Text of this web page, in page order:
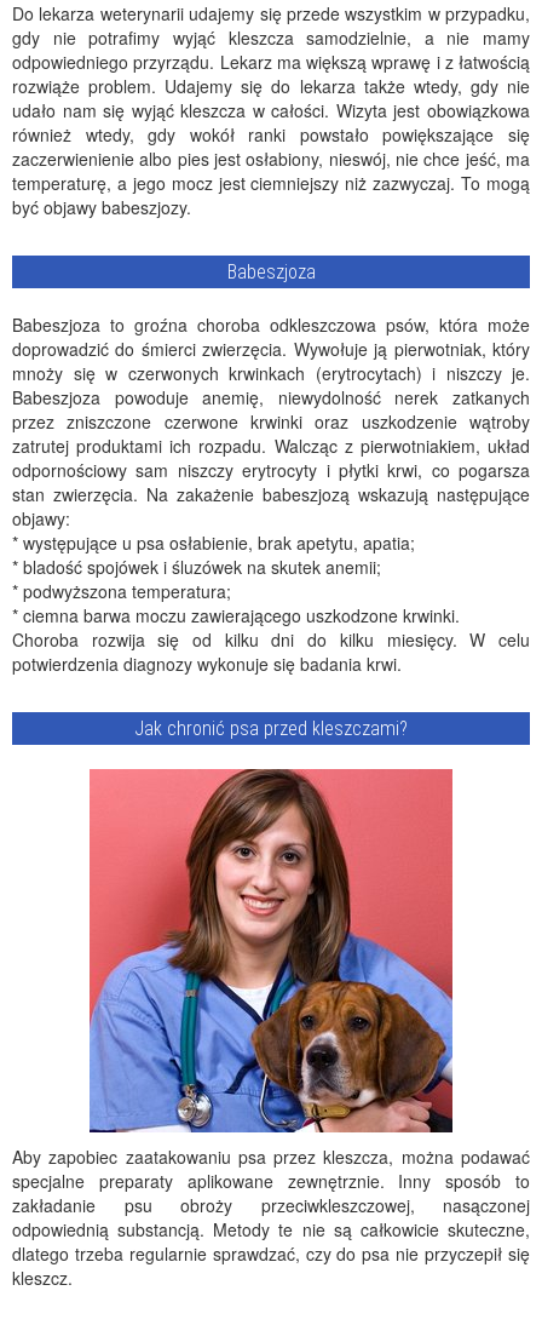
Do lekarza weterynarii udajemy się przede wszystkim w przypadku,
gdy nie potrafimy wyjąć kleszcza samodzielnie, a nie mamy
odpowiedniego przyrządu. Lekarz ma większą wprawę i z łatwością
rozwiąże problem. Udajemy się do lekarza także wtedy, gdy nie
udało nam się wyjąć kleszcza w całości. Wizyta jest obowiązkowa
również wtedy, gdy wokół ranki powstało powiększające się
zaczerwienienie albo pies jest osłabiony, nieswój, nie chce jeść, ma
temperaturę, a jego mocz jest ciemniejszy niż zazwyczaj. To mogą
być objawy babeszjozy.
Babeszjoza
Babeszjoza to groźna choroba odkleszczowa psów, która może
doprowadzić do śmierci zwierzęcia. Wywołuje ją pierwotniak, który
mnoży się w czerwonych krwinkach (erytrocytach) i niszczy je.
Babeszjoza powoduje anemię, niewydolność nerek zatkanych
przez zniszczone czerwone krwinki oraz uszkodzenie wątroby
zatrutej produktami ich rozpadu. Walcząc z pierwotniakiem, układ
odpornościowy sam niszczy erytrocyty i płytki krwi, co pogarsza
stan zwierzęcia. Na zakażenie babeszjozą wskazują następujące
objawy:
* występujące u psa osłabienie, brak apetytu, apatia;
* bladość spojówek i śluzówek na skutek anemii;
* podwyższona temperatura;
* ciemna barwa moczu zawierającego uszkodzone krwinki.
Choroba rozwija się od kilku dni do kilku miesięcy. W celu
potwierdzenia diagnozy wykonuje się badania krwi.
Jak chronić psa przed kleszczami?
Aby zapobiec zaatakowaniu psa przez kleszcza, można podawać
specjalne preparaty aplikowane zewnętrznie. Inny sposób to
zakładanie psu obroży przeciwkleszczowej, nasączonej
odpowiednią substancją. Metody te nie są całkowicie skuteczne,
dlatego trzeba regularnie sprawdzać, czy do psa nie przyczepił się
kleszcz.